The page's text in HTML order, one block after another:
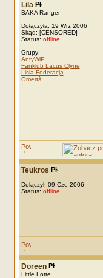
Lila
BAKA Ranger
Dołączyła: 19 Wrz 2006
Skąd: [CENSORED]
Status: offline
Grupy:
AntyWiP
Fanklub Lacus Clyne
Lisia Federacja
Omertà
Teukros
Dołączył: 09 Cze 2006
Status: offline
Doreen
Little Lotte